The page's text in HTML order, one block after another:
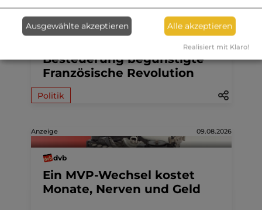
FONDS professionell
Besteuerung begünstigte
Französische Revolution
Politik
Anzeige 09.08.2026
dvb
Ein MVP-Wechsel kostet
Monate, Nerven und Geld
Ausgewählte akzeptieren Alle akzeptieren
Realisiert mit Klaro!